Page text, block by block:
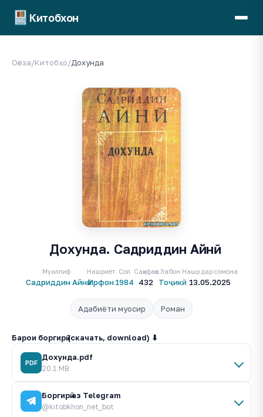
Китобхон
Оғоза/Китобҳо/Дохунда
Барои боргирӣ (скачать, download) ⬇
PDF
Дохунда.pdf
20.1 MB
Боргирӣ аз Telegram
@kitobkhon_net_bot
Дохунда. Садриддин Айнӣ
Муаллиф
Садриддин Айнӣ
Нашриёт
Ирфон
Сол
1984
Саҳифаҳо
432
Забон
Тоҷикӣ
Нашр дар сомона
13.05.2025
Адабиёти муосир Роман